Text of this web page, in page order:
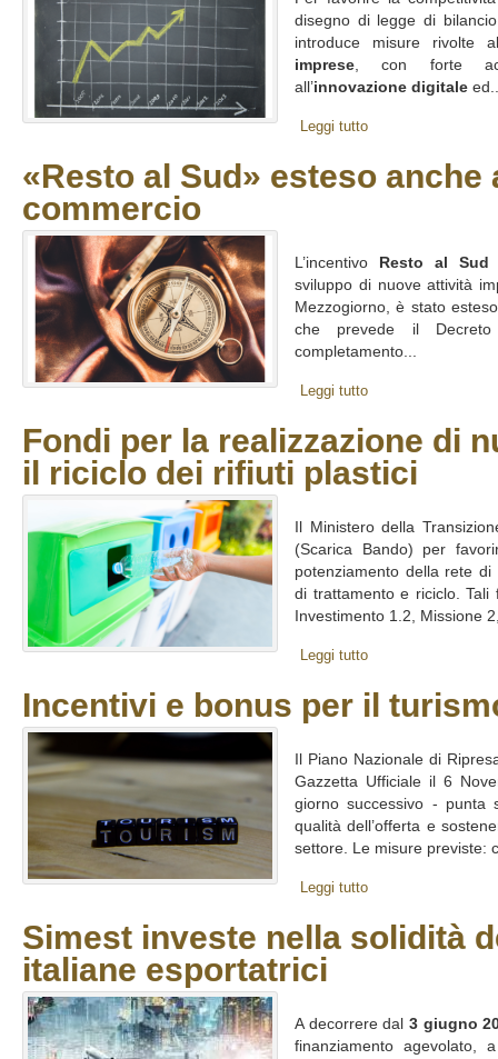
disegno di legge di
introduce misure rivolte
imprese, con forte
all’innovazione digitale
Leggi tutto
«Resto al Sud» esteso anche
commercio
L’incentivo Resto al Sud
sviluppo di nuove attività
Mezzogiorno, è stato
che prevede il
completamento...
Leggi tutto
Fondi per la realizzazione di
il riciclo dei rifiuti plastici
Il Ministero della
(Scarica Bando) per
potenziamento della rete
di trattamento e riciclo. Tali
Investimento 1.2, Missione
Leggi tutto
Incentivi e bonus per il
Il Piano Nazionale di
Gazzetta Ufficiale il 6
giorno successivo - punta
qualità dell’offerta e
settore. Le misure previste:
Leggi tutto
Simest investe nella solidità
italiane esportatrici
A decorrere dal 3 giugno
finanziamento agevolato,